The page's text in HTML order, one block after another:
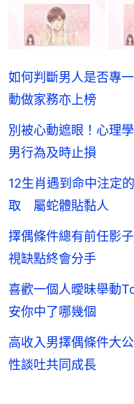
如何判斷男人是否專
動做家務亦上榜
別被心動遮眼！心理
男行為及時止損
12生肖遇到命中注定
取 屬蛇體貼黏人
擇偶條件總有前任影
視缺點終會分手
喜歡一個人曖昧舉動
安你中了哪幾個
高收入男擇偶條件大
性談吐共同成長